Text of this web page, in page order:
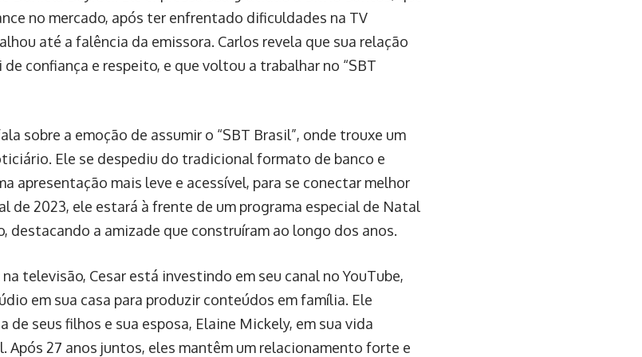
no mercado, após ter enfrentado dificuldades na TV
até a falência da emissora. Carlos revela que sua relação
confiança e respeito, e que voltou a trabalhar no “SBT
sobre a emoção de assumir o “SBT Brasil”, onde trouxe um
Ele se despediu do tradicional formato de banco e
apresentação mais leve e acessível, para se conectar melhor
de 2023, ele estará à frente de um programa especial de Natal
destacando a amizade que construíram ao longo dos anos.
televisão, Cesar está investindo em seu canal no YouTube,
em sua casa para produzir conteúdos em família. Ele
de seus filhos e sua esposa, Elaine Mickely, em sua vida
Após 27 anos juntos, eles mantêm um relacionamento forte e